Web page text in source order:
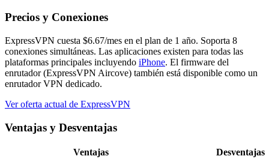
Precios y Conexiones
ExpressVPN cuesta $6.67/mes en el plan de 1 año. Soporta 8
conexiones simultáneas. Las aplicaciones existen para todas las
plataformas principales incluyendo iPhone. El firmware del
enrutador (ExpressVPN Aircove) también está disponible como un
enrutador VPN dedicado.
Ver oferta actual de ExpressVPN
Ventajas y Desventajas
Ventajas
Desventajas